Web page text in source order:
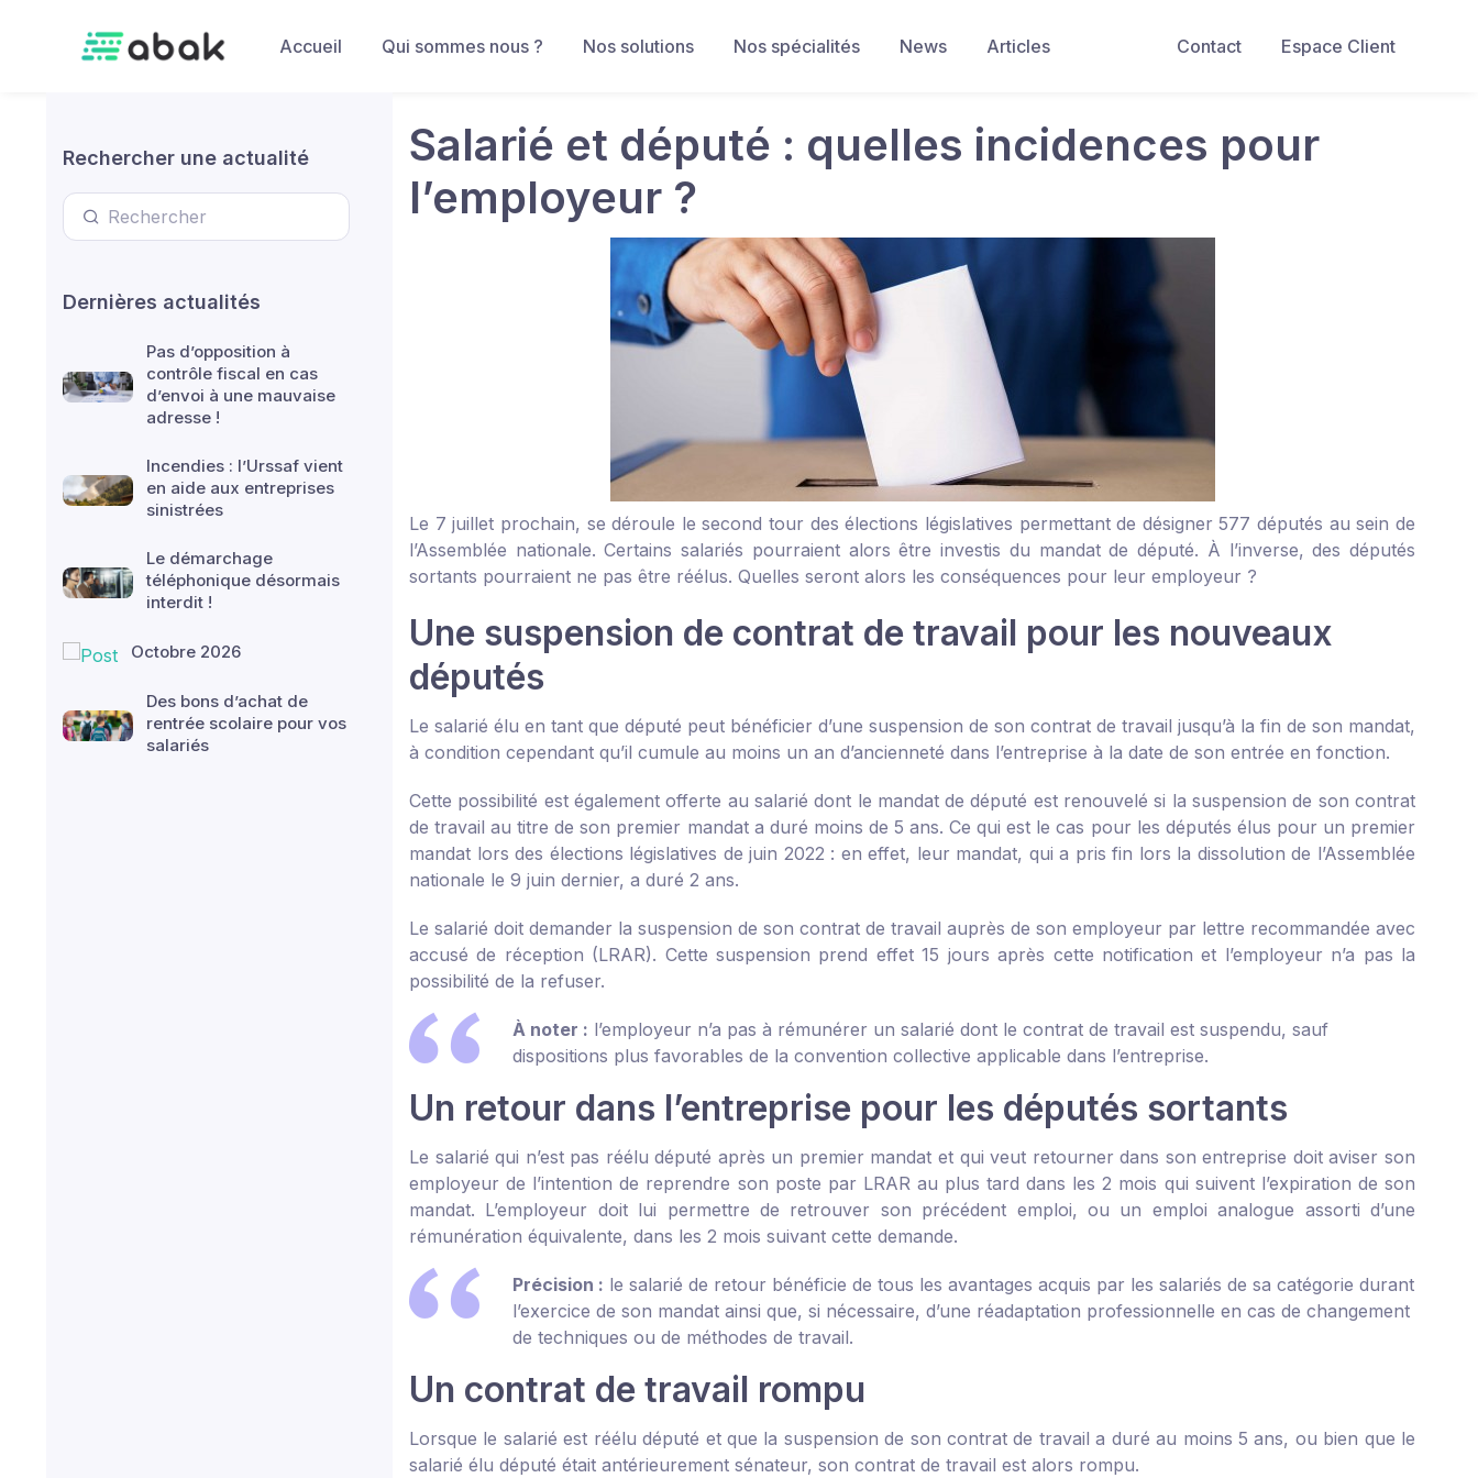
Contact
Espace Client
Accueil Qui sommes nous ? Nos solutions Nos spécialités News Articles
Rechercher une actualité
Dernières actualités
Pas d’opposition à
contrôle fiscal en cas
d’envoi à une mauvaise
adresse !
Incendies : l’Urssaf vient
en aide aux entreprises
sinistrées
Le démarchage
téléphonique désormais
interdit !
Octobre 2026
Des bons d’achat de
rentrée scolaire pour vos
salariés
Salarié et député : quelles incidences pour
l’employeur ?
Le 7 juillet prochain, se déroule le second tour des élections législatives permettant de désigner 577 députés au sein de
l’Assemblée nationale. Certains salariés pourraient alors être investis du mandat de député. À l’inverse, des députés
sortants pourraient ne pas être réélus. Quelles seront alors les conséquences pour leur employeur ?
Une suspension de contrat de travail pour les nouveaux
députés
Le salarié élu en tant que député peut bénéficier d’une suspension de son contrat de travail jusqu’à la fin de son mandat,
à condition cependant qu’il cumule au moins un an d’ancienneté dans l’entreprise à la date de son entrée en fonction.
Cette possibilité est également offerte au salarié dont le mandat de député est renouvelé si la suspension de son contrat
de travail au titre de son premier mandat a duré moins de 5 ans. Ce qui est le cas pour les députés élus pour un premier
mandat lors des élections législatives de juin 2022 : en effet, leur mandat, qui a pris fin lors la dissolution de l’Assemblée
nationale le 9 juin dernier, a duré 2 ans.
Le salarié doit demander la suspension de son contrat de travail auprès de son employeur par lettre recommandée avec
accusé de réception (LRAR). Cette suspension prend effet 15 jours après cette notification et l’employeur n’a pas la
possibilité de la refuser.
À noter : l’employeur n’a pas à rémunérer un salarié dont le contrat de travail est suspendu, sauf
dispositions plus favorables de la convention collective applicable dans l’entreprise.
Un retour dans l’entreprise pour les députés sortants
Le salarié qui n’est pas réélu député après un premier mandat et qui veut retourner dans son entreprise doit aviser son
employeur de l’intention de reprendre son poste par LRAR au plus tard dans les 2 mois qui suivent l’expiration de son
mandat. L’employeur doit lui permettre de retrouver son précédent emploi, ou un emploi analogue assorti d’une
rémunération équivalente, dans les 2 mois suivant cette demande.
Précision : le salarié de retour bénéficie de tous les avantages acquis par les salariés de sa catégorie durant
l’exercice de son mandat ainsi que, si nécessaire, d’une réadaptation professionnelle en cas de changement
de techniques ou de méthodes de travail.
Un contrat de travail rompu
Lorsque le salarié est réélu député et que la suspension de son contrat de travail a duré au moins 5 ans, ou bien que le
salarié élu député était antérieurement sénateur, son contrat de travail est alors rompu.